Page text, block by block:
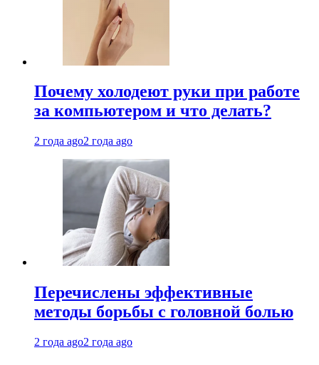
Почему холодеют руки при работе
за компьютером и что делать?
2 года ago2 года ago
Перечислены эффективные
методы борьбы с головной болью
2 года ago2 года ago